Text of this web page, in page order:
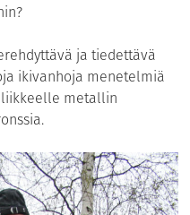
ja tiedettävä
ikivanhoja menetelmiä
liikkeelle metallin